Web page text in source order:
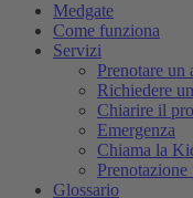
Medgate
Come funziona
Servizi
Prenotare un
Richiedere
Chiarire il
Emergenza
Chiama la
Glossario